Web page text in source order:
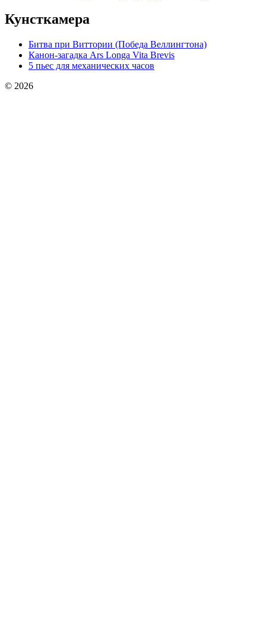
Кунсткамера
Битва при Виттории (Победа Веллингтона)
Канон-загадка Ars Longa Vita Brevis
5 пьес для механических часов
© 2026